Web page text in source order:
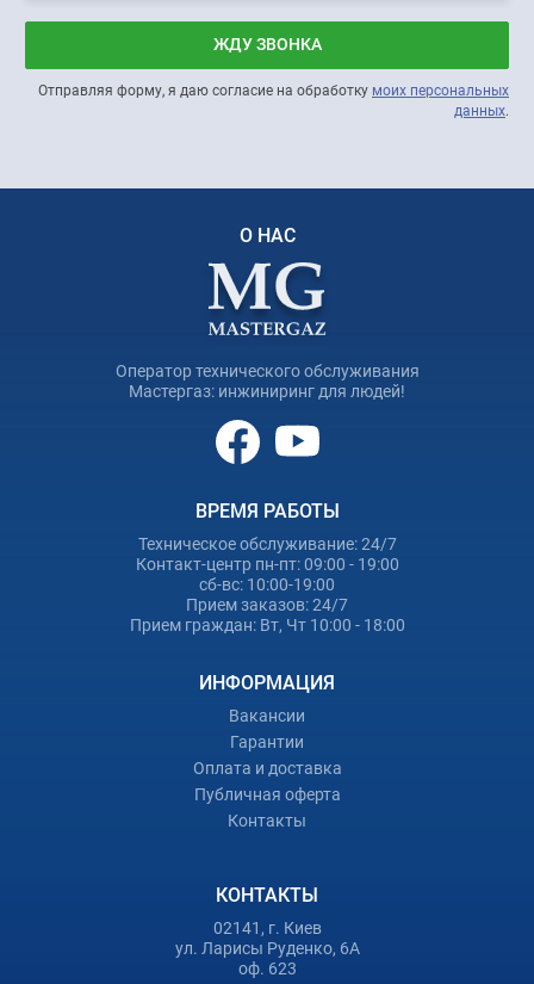
ЖДУ ЗВОНКА
Отправляя форму, я даю согласие на обработку моих персональных
данных.
О НАС
Оператор технического обслуживания
Мастергаз: инжиниринг для людей!
ВРЕМЯ РАБОТЫ
Техническое обслуживание: 24/7
Контакт-центр пн-пт: 09:00 - 19:00
сб-вс: 10:00-19:00
Прием заказов: 24/7
Прием граждан: Вт, Чт 10:00 - 18:00
ИНФОРМАЦИЯ
Вакансии
Гарантии
Оплата и доставка
Публичная оферта
Контакты
КОНТАКТЫ
02141, г. Киев
ул. Ларисы Руденко, 6А
оф. 623